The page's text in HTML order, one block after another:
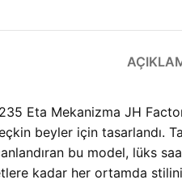
Eta Mekanizma JH
beyler için tasarlandı.
bu model, lüks
kadar her ortamda